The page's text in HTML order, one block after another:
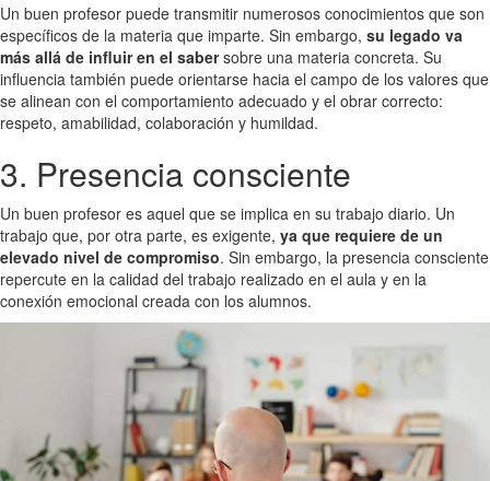
Un buen profesor puede transmitir numerosos conocimientos que son
específicos de la materia que imparte. Sin embargo, su legado va
más allá de influir en el sabersobre una materia concreta. Su
influencia también puede orientarse hacia el campo de los valores que
se alinean con el comportamiento adecuado y el obrar correcto:
respeto, amabilidad, colaboración y humildad.
3. Presencia consciente
Un buen profesor es aquel que se implica en su trabajo diario. Un
trabajo que, por otra parte, es exigente, ya que requiere de un
elevado nivel de compromiso. Sin embargo, la presencia consciente
repercute en la calidad del trabajo realizado en el aula y en la
conexión emocional creada con los alumnos.